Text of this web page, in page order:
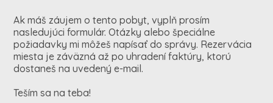
Ak máš záujem o tento pobyt, vyplň prosím
nasledujúci formulár. Otázky alebo špeciálne
požiadavky mi môžeš napísať do správy. Rezervácia
miesta je záväzná až po uhradení faktúry, ktorú
dostaneš na uvedený e-mail.
Teším sa na teba!